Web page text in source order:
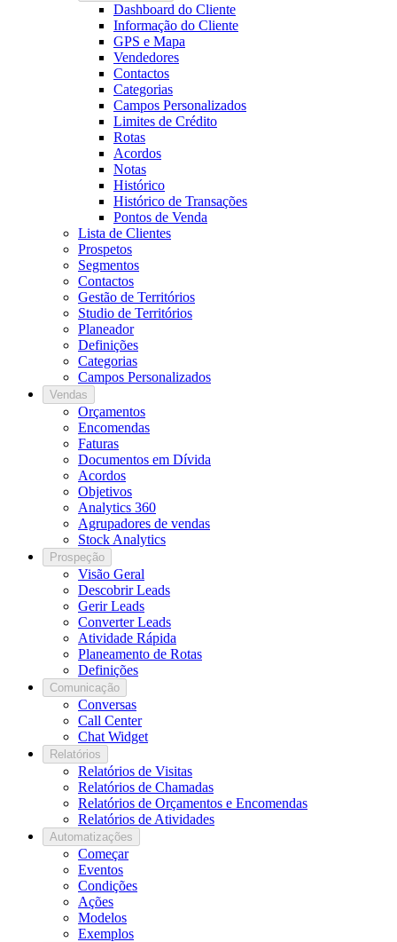
Dashboard do Cliente
Informação do Cliente
GPS e Mapa
Vendedores
Contactos
Categorias
Campos Personalizados
Limites de Crédito
Rotas
Acordos
Notas
Histórico
Histórico de Transações
Pontos de Venda
Lista de Clientes
Prospetos
Segmentos
Contactos
Gestão de Territórios
Studio de Territórios
Planeador
Definições
Categorias
Campos Personalizados
Vendas
Orçamentos
Encomendas
Faturas
Documentos em Dívida
Acordos
Objetivos
Analytics 360
Agrupadores de vendas
Stock Analytics
Prospeção
Visão Geral
Descobrir Leads
Gerir Leads
Converter Leads
Atividade Rápida
Planeamento de Rotas
Definições
Comunicação
Conversas
Call Center
Chat Widget
Relatórios
Relatórios de Visitas
Relatórios de Chamadas
Relatórios de Orçamentos e Encomendas
Relatórios de Atividades
Automatizações
Começar
Eventos
Condições
Ações
Modelos
Exemplos